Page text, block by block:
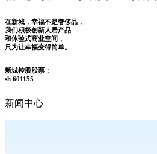
在新城，幸福不是奢侈品，
我们积极创新人居产品
和体验式商业空间，
只为让幸福变得简单。
新城控股股票：
sh 601155
新闻中心